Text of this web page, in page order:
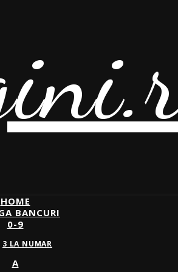
HOME
BANCURI
0-9
3 LA NUMAR
A